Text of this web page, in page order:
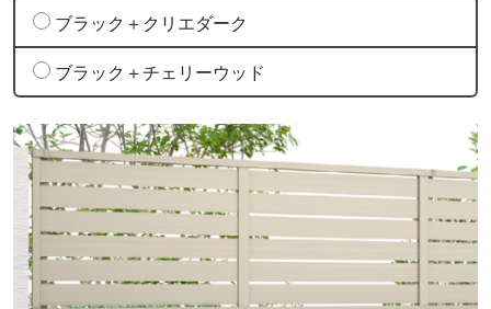
ブラック＋クリエダーク
ブラック＋チェリーウッド